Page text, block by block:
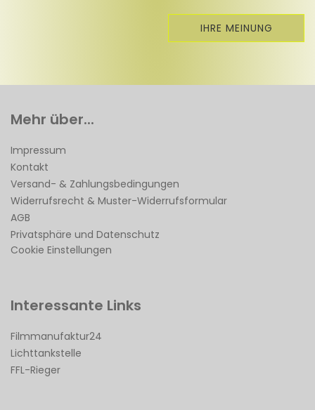
IHRE MEINUNG
Mehr über...
Impressum
Kontakt
Versand- & Zahlungsbedingungen
Widerrufsrecht & Muster-Widerrufsformular
AGB
Privatsphäre und Datenschutz
Cookie Einstellungen
Interessante Links
Filmmanufaktur24
Lichttankstelle
FFL-Rieger